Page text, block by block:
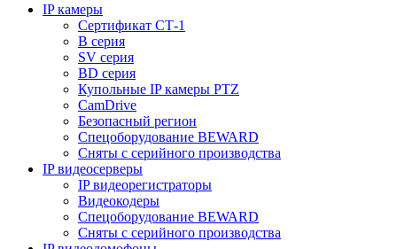
IP камеры
Сертификат СТ-1
B серия
SV серия
BD серия
Купольные IP камеры PTZ
CamDrive
Безопасный регион
Спецоборудование BEWARD
Сняты с серийного производства
IP видеосерверы
IP видеорегистраторы
Видеокодеры
Спецоборудование BEWARD
Сняты с серийного производства